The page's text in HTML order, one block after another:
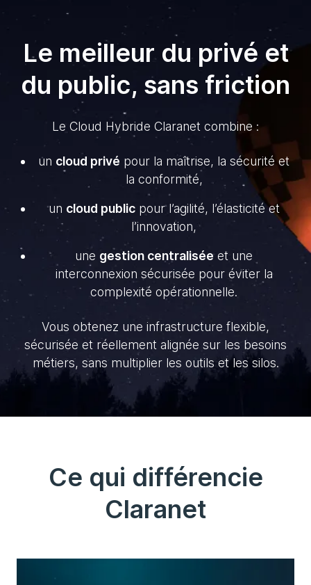
Le meilleur du privé et
du public, sans friction
Le Cloud Hybride Claranet combine :
un cloud privé pour la maîtrise, la sécurité et
la conformité,
un cloud publicpour l’agilité, l’élasticité et
l’innovation,
une gestion centralisée et une
interconnexion sécurisée pour éviter la
complexité opérationnelle.
Vous obtenez une infrastructure flexible,
sécurisée et réellement alignée sur les besoins
métiers, sans multiplier les outils et les silos.
Ce qui différencie
Claranet